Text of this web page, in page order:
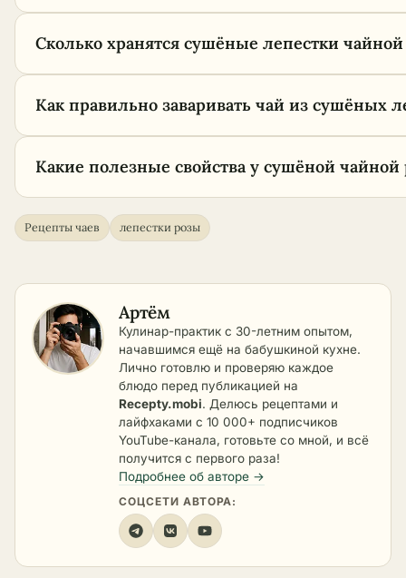
Сколько хранятся сушёные лепестки
Как правильно заваривать чай из сушёных
Какие полезные свойства у сушёной чайной
Рецепты чаев лепестки розы
Артём
Кулинар-практик с 30-летним опытом,
начавшимся ещё на бабушкиной кухне.
Лично готовлю и проверяю каждое
блюдо перед публикацией на
Recepty.mobi. Делюсь рецептами и
лайфхаками с 10 000+ подписчиков
YouTube-канала, готовьте со мной, и всё
получится с первого раза!
Подробнее об авторе →
СОЦСЕТИ АВТОРА: